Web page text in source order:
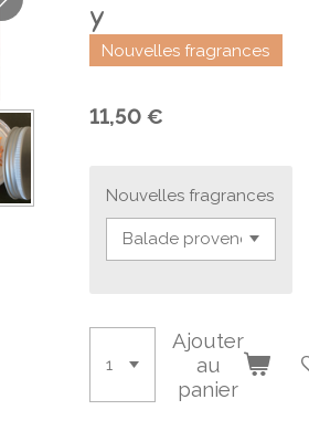
y
Nouvelles fragrances
11,50 €
Nouvelles fragrances
Ajouter
au
panier